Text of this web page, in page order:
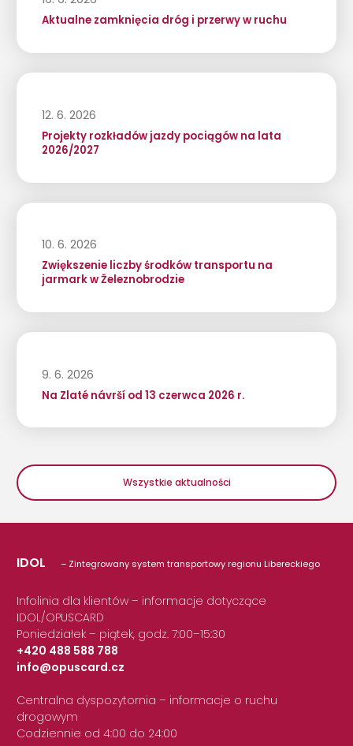
Aktualne zamknięcia dróg i przerwy w ruchu
12. 6. 2026
Projekty rozkładów jazdy pociągów na lata
2026/2027
10. 6. 2026
Zwiększenie liczby środków transportu na
jarmark w Železnobrodzie
9. 6. 2026
Na Zlaté návrší od 13 czerwca 2026 r.
Wszystkie aktualności
IDOL – Zintegrowany system transportowy regionu Libereckiego
Infolinia dla klientów – informacje dotyczące
IDOL/OPUSCARD
Poniedziałek – piątek, godz. 7:00–15:30
+420 488 588 788
|
info@opuscard.cz
Centralna dyspozytornia – informacje o ruchu
drogowym
Codziennie od 4:00 do 24:00